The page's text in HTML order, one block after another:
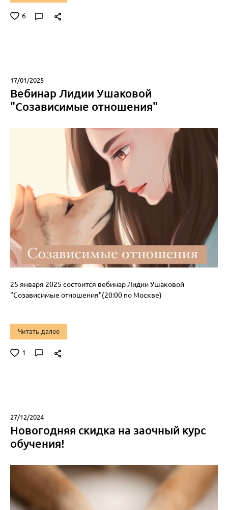
6
25 января 2025 состоится вебинар Лидии Ушаковой
"Созависимые отношения"(20:00 по Москве)
Читать далее
1
17/01/2025
Вебинар Лидии Ушаковой
"Созависимые отношения"
27/12/2024
Новогодняя скидка на заочный курс
обучения!